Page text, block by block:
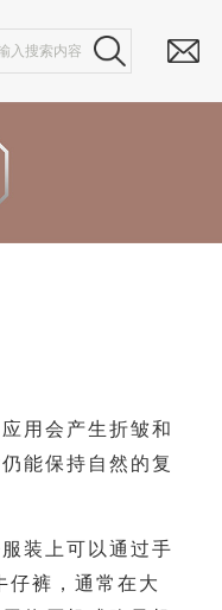
用会产生折皱和
能保持自然的复
装上可以通过手
仔裤，通常在大